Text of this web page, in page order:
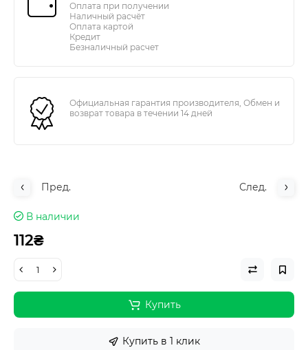
Оплата при получении
Наличный расчёт
Оплата картой
Кредит
Безналичный расчет
Официальная гарантия производителя, Обмен и
возврат товара в течении 14 дней
Пред. След.
В наличии
112₴
Купить
Купить в 1 клик